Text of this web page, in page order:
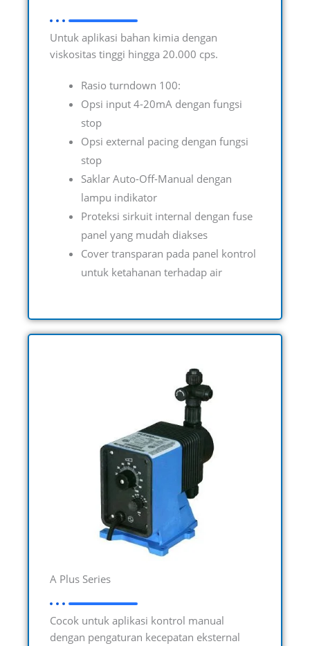
Untuk aplikasi bahan kimia dengan
viskositas tinggi hingga 20.000 cps.
Rasio turndown 100:
Opsi input 4-20mA dengan fungsi
stop
Opsi external pacing dengan fungsi
stop
Saklar Auto-Off-Manual dengan
lampu indikator
Proteksi sirkuit internal dengan fuse
panel yang mudah diakses
Cover transparan pada panel kontrol
untuk ketahanan terhadap air
A Plus Series
Cocok untuk aplikasi kontrol manual
dengan pengaturan kecepatan eksternal